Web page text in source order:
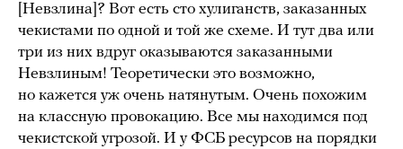
[Невзлина]? Вот есть сто хулиганств, заказанных
чекистами по одной и той же схеме. И тут два или
три из них вдруг оказываются заказанными
Невзлиным! Теоретически это возможно,
но кажется уж очень натянутым. Очень похожим
на классную провокацию. Все мы находимся под
чекистской угрозой. И у ФСБ ресурсов на порядки